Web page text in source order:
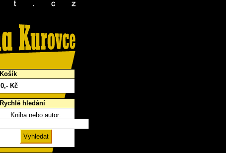
Košík
0,- Kč
Rychlé hledání
Kniha nebo autor: